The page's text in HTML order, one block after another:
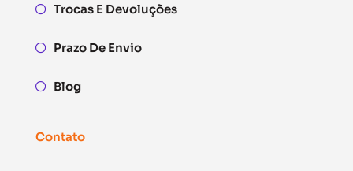
Trocas E Devoluções
Prazo De Envio
Blog
Contato